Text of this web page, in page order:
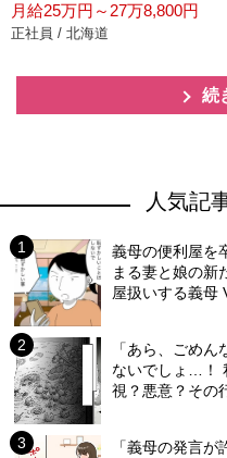
月給25万円～27万8,800円
正社員 / 北海道
続
人気記
義母の便利屋を
まる妻と娘の新
屋扱いする義母
「あら、ごめ
ないでしょ…！
視？悪意？その
「義母の発言